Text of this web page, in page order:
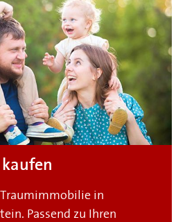
in
Passend zu Ihren